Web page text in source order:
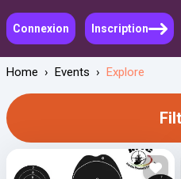
Connexion Inscription
Home › Events › Explore